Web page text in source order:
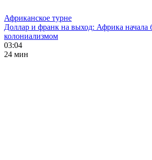
Африканское турне
Доллар и франк на выход: Африка начала
колониализмом
03:04
24 мин